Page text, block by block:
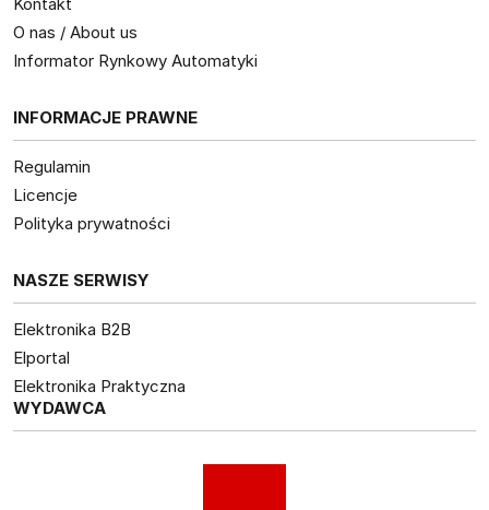
O nas / About us
Informator Rynkowy Automatyki
INFORMACJE PRAWNE
Regulamin
Licencje
Polityka prywatności
NASZE SERWISY
Elektronika B2B
Elportal
Elektronika Praktyczna
WYDAWCA